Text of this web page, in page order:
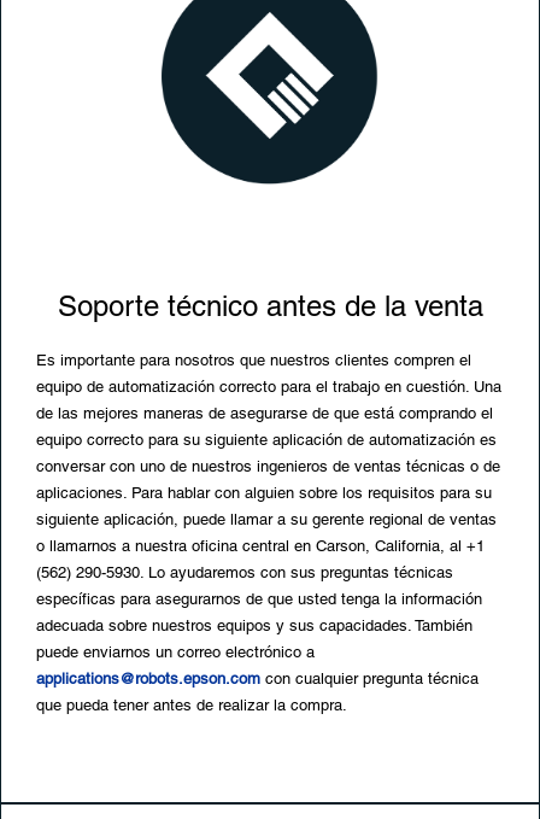
Soporte técnico antes de la venta
Es importante para nosotros que nuestros clientes compren el
equipo de automatización correcto para el trabajo en cuestión. Una
de las mejores maneras de asegurarse de que está comprando el
equipo correcto para su siguiente aplicación de automatización es
conversar con uno de nuestros ingenieros de ventas técnicas o de
aplicaciones. Para hablar con alguien sobre los requisitos para su
siguiente aplicación, puede llamar a su gerente regional de ventas
o llamarnos a nuestra oficina central en Carson, California, al +1
(562) 290-5930. Lo ayudaremos con sus preguntas técnicas
específicas para asegurarnos de que usted tenga la información
adecuada sobre nuestros equipos y sus capacidades. También
puede enviarnos un correo electrónico a
applications@robots.epson.com con cualquier pregunta técnica
que pueda tener antes de realizar la compra.